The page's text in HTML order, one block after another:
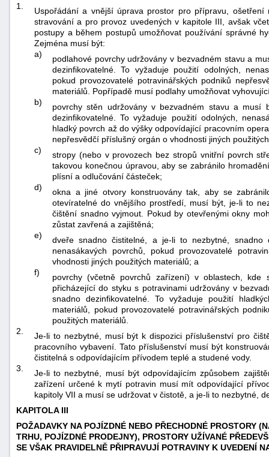
1.
Uspořádání a vnější úprava prostor pro přípravu,
stravování a pro provoz uvedených v kapitole III, avšak
postupy a během postupů umožňovat používání správné
Zejména musí být:
a)
podlahové povrchy udržovány v bezvadném stavu a
dezinfikovatelné. To vyžaduje použití odolných,
pokud provozovatelé potravinářských podniků
materiálů. Popřípadě musí podlahy umožňovat
b)
povrchy stěn udržovány v bezvadném stavu a
dezinfikovatelné. To vyžaduje použití odolných,
hladký povrch až do výšky odpovídající pracovním
nepřesvědčí příslušný orgán o vhodnosti jiných
c)
stropy (nebo v provozech bez stropů vnitřní povrch
takovou konečnou úpravou, aby se zabránilo
plísní a odlučování částeček;
d)
okna a jiné otvory konstruovány tak, aby se
otevíratelné do vnějšího prostředí, musí být, je-li to
čištění snadno vyjmout. Pokud by otevřenými okny
zůstat zavřená a zajištěná;
e)
dveře snadno čistitelné, a je-li to nezbytné, snadno
nenasákavých povrchů, pokud provozovatelé
vhodnosti jiných použitých materiálů; a
f)
povrchy (včetně povrchů zařízení) v oblastech,
přicházející do styku s potravinami udržovány v
snadno dezinfikovatelné. To vyžaduje použití
materiálů, pokud provozovatelé potravinářských
použitých materiálů.
2.
Je-li to nezbytné, musí být k dispozici příslušenství pro
pracovního vybavení. Tato příslušenství musí být
čistitelná s odpovídajícím přívodem teplé a studené vody.
3.
Je-li to nezbytné, musí být odpovídajícím způsobem
zařízení určené k mytí potravin musí mít odpovídající
kapitoly VII a musí se udržovat v čistotě, a je-li to nezbytné,
KAPITOLA III
POŽADAVKY NA POJÍZDNÉ NEBO PŘECHODNÉ PROSTORY
TRHU, POJÍZDNÉ PRODEJNY), PROSTORY UŽÍVANÉ
SE VŠAK PRAVIDELNĚ PŘIPRAVUJÍ POTRAVINY K UVEDENÍ